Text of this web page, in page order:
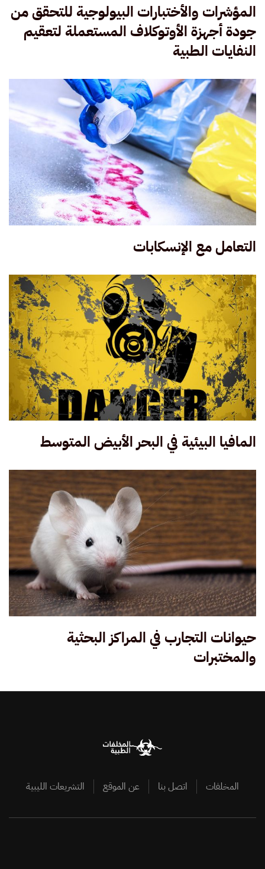
المؤشرات والأختبارات البيولوجية للتحقق من
جودة أجهزة الأوتوكلاف المستعملة لتعقيم
النفايات الطبية
التعامل مع الإنسكابات
المافيا البيئية في البحر الأبيض المتوسط
حيوانات التجارب في المراكز البحثية
والمختبرات
المخلفات اتصل بنا عن الموقع التشريعات الليبية